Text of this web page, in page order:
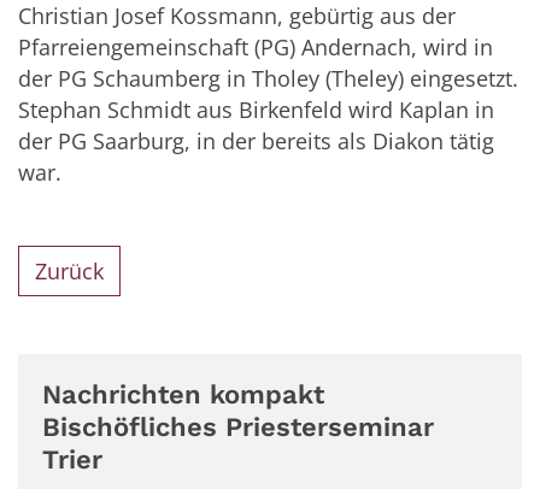
Christian Josef Kossmann, gebürtig aus der
Pfarreiengemeinschaft (PG) Andernach, wird in
der PG Schaumberg in Tholey (Theley) eingesetzt.
Stephan Schmidt aus Birkenfeld wird Kaplan in
der PG Saarburg, in der bereits als Diakon tätig
war.
Zurück
Nachrichten kompakt
Bischöfliches Priesterseminar
Trier